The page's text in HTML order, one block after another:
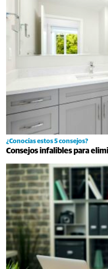
¿Conocías estos 5 consejos?
Consejos infalibles para